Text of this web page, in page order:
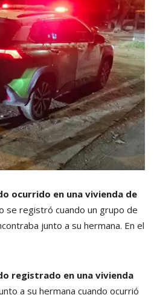
ocurrido en una vivienda de
se registró cuando un grupo de
junto a su hermana. En el
registrado en una vivienda
a su hermana cuando ocurrió